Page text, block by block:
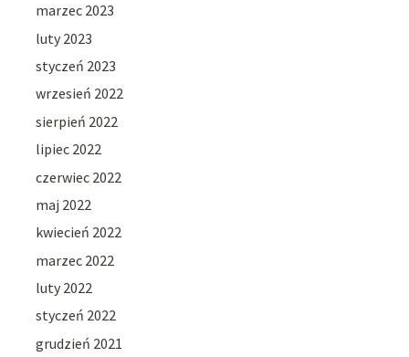
marzec 2023
luty 2023
styczeń 2023
wrzesień 2022
sierpień 2022
lipiec 2022
czerwiec 2022
maj 2022
kwiecień 2022
marzec 2022
luty 2022
styczeń 2022
grudzień 2021